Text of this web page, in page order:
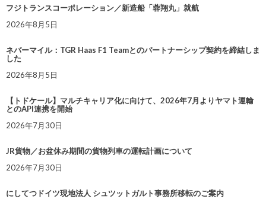
フジトランスコーポレーション／新造船「蓉翔丸」就航
2026年8月5日
ネバーマイル：TGR Haas F1 Teamとのパートナーシップ契約を締結しま
した
2026年8月5日
【トドケール】マルチキャリア化に向けて、2026年7月よりヤマト運輸
とのAPI連携を開始
2026年7月30日
JR貨物／お盆休み期間の貨物列車の運転計画について
2026年7月30日
にしてつドイツ現地法人 シュツットガルト事務所移転のご案内